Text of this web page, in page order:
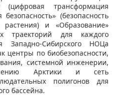
трансформация
(безопасность
и «Образование»
траекторий для каждого
Западно-Сибирского НОЦа
центры по биобезопасности,
системной инженерии,
Арктики и сеть
полигонов для
бассейна.